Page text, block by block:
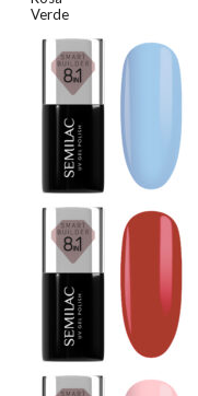
Verde